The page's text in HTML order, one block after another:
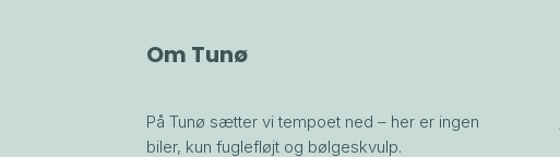
Om Tunø
På Tunø sætter vi tempoet ned – her er ingen
biler, kun fuglefløjt og bølgeskvulp.